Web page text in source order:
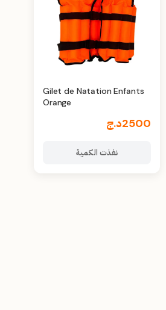
Gilet de Natation Enfants
Orange
2500د.ج
نفذت الكمية